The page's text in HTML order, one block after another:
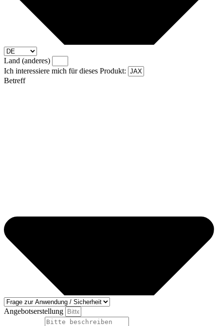
Land (anderes)
Ich interessiere mich für dieses Produkt:
Betreff
Angebotserstellung